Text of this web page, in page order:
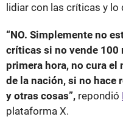
lidiar con las críticas y lo
“NO. Simplemente no
críticas si no vende 100
primera hora, no cura
de la nación, si no hace
y otras cosas”, repondió
plataforma X.